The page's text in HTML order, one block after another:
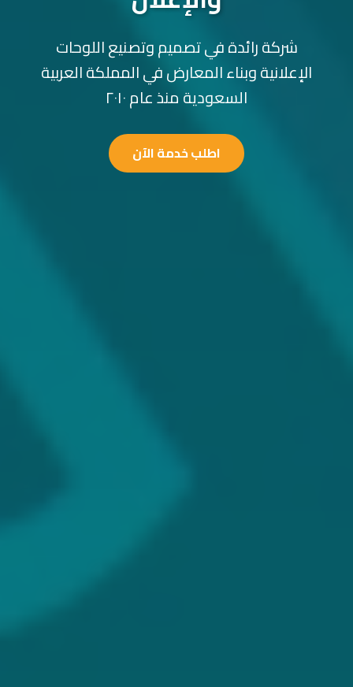
شركة رائدة في تصميم وتصنيع اللوحات
الإعلانية وبناء المعارض في المملكة العربية
السعودية منذ عام ٢٠١٠
اطلب خدمة الآن